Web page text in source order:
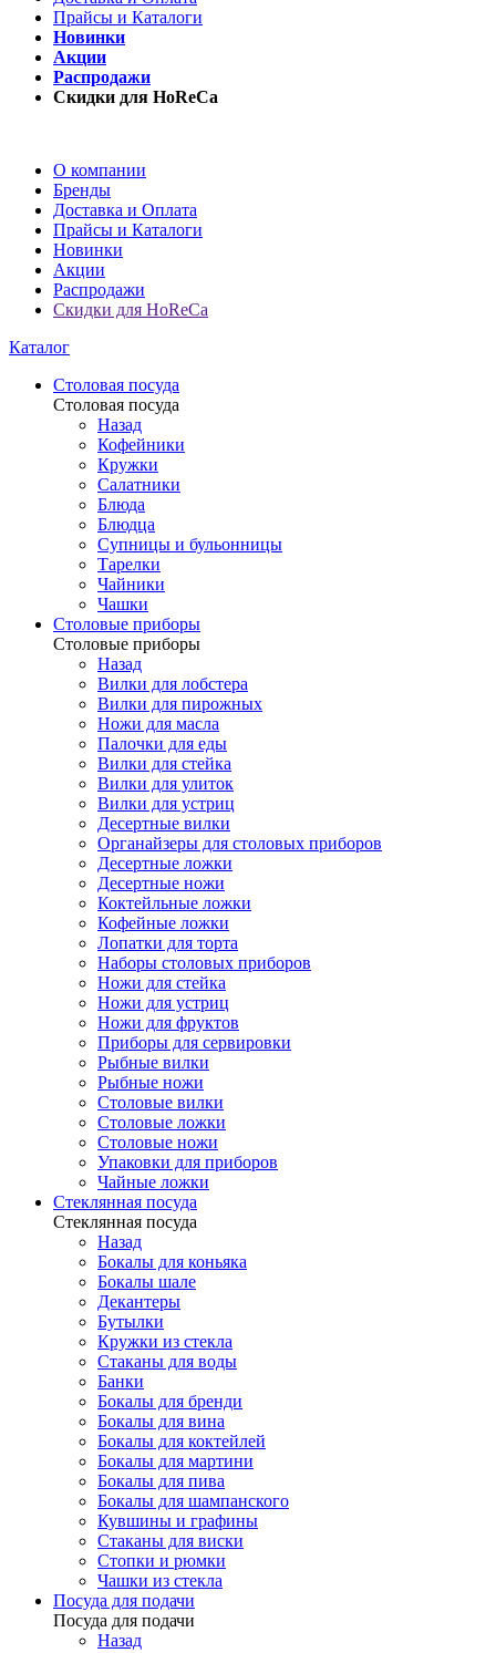
Прайсы и Каталоги
Новинки
Акции
Распродажи
Скидки для HoReCa
О компании
Бренды
Доставка и Оплата
Прайсы и Каталоги
Новинки
Акции
Распродажи
Скидки для HoReCa
Каталог
Столовая посуда
Столовая посуда
Назад
Кофейники
Кружки
Салатники
Блюда
Блюдца
Супницы и бульонницы
Тарелки
Чайники
Чашки
Cтоловые приборы
Cтоловые приборы
Назад
Вилки для лобстера
Вилки для пирожных
Ножи для масла
Палочки для еды
Вилки для стейка
Вилки для улиток
Вилки для устриц
Десертные вилки
Органайзеры для столовых приборов
Десертные ложки
Десертные ножи
Коктейльные ложки
Кофейные ложки
Лопатки для торта
Наборы столовых приборов
Ножи для стейка
Ножи для устриц
Ножи для фруктов
Приборы для сервировки
Рыбные вилки
Рыбные ножи
Столовые вилки
Столовые ложки
Столовые ножи
Упаковки для приборов
Чайные ложки
Стеклянная посуда
Стеклянная посуда
Назад
Бокалы для коньяка
Бокалы шале
Декантеры
Бутылки
Кружки из стекла
Стаканы для воды
Банки
Бокалы для бренди
Бокалы для вина
Бокалы для коктейлей
Бокалы для мартини
Бокалы для пива
Бокалы для шампанского
Кувшины и графины
Стаканы для виски
Стопки и рюмки
Чашки из стекла
Посуда для подачи
Посуда для подачи
Назад